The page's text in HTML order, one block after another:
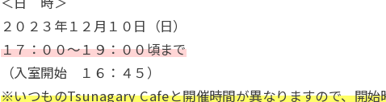
２０２３年１２月１０日（日）
１７：００～１９：００頃まで
（入室開始 １６：４５）
※いつものTsunagary Cafeと開催時間が異なりますので、開始